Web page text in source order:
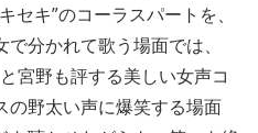
セキ”のコーラスパートを、
分かれて歌う場面では、
宮野も評する美しい女声コ
の野太い声に爆笑する場面